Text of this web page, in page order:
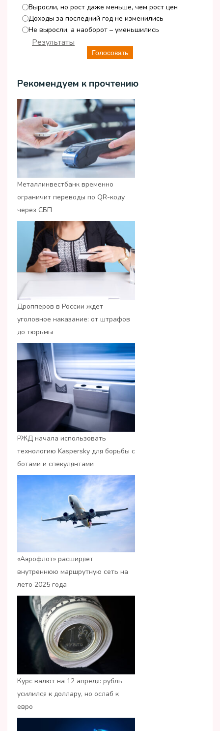
Выросли, но рост даже меньше, чем рост цен
Доходы за последний год не изменились
Не выросли, а наоборот – уменьшились
Голосовать
Результаты
Рекомендуем к прочтению
Металлинвестбанк временно
ограничит переводы по QR-коду
через СБП
Дропперов в России ждет
уголовное наказание: от штрафов
до тюрьмы
РЖД начала использовать
технологию Kaspersky для борьбы с
ботами и спекулянтами
«Аэрофлот» расширяет
внутреннюю маршрутную сеть на
лето 2025 года
Курс валют на 12 апреля: рубль
усилился к доллару, но ослаб к
евро